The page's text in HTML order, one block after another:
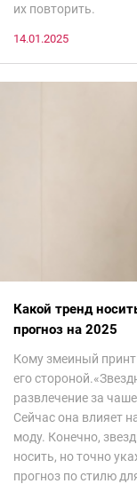
их повторить.
14.01.2025
Какой тренд
прогноз на 2025
Кому змеиный принт
его
развлечение за
Сейчас она влияет
моду. Конечно,
носить, но точно
прогноз по стилю